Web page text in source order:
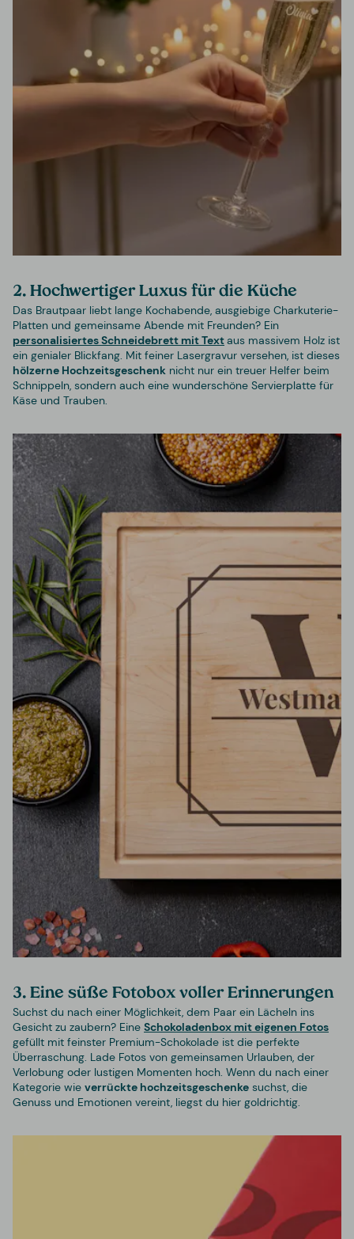
2. Hochwertiger Luxus für die Küche
Das Brautpaar liebt lange Kochabende, ausgiebige Charkuterie-
Platten und gemeinsame Abende mit Freunden? Ein
personalisiertes Schneidebrett mit Textaus massivem Holz ist
ein genialer Blickfang. Mit feiner Lasergravur versehen, ist dieses
hölzerne Hochzeitsgeschenk nicht nur ein treuer Helfer beim
Schnippeln, sondern auch eine wunderschöne Servierplatte für
Käse und Trauben.
3. Eine süße Fotobox voller Erinnerungen
Suchst du nach einer Möglichkeit, dem Paar ein Lächeln ins
Gesicht zu zaubern? Eine Schokoladenbox mit eigenen Fotos
gefüllt mit feinster Premium-Schokolade ist die perfekte
Überraschung. Lade Fotos von gemeinsamen Urlauben, der
Verlobung oder lustigen Momenten hoch. Wenn du nach einer
Kategorie wie verrückte hochzeitsgeschenke suchst, die
Genuss und Emotionen vereint, liegst du hier goldrichtig.